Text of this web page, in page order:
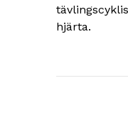
hjärta.